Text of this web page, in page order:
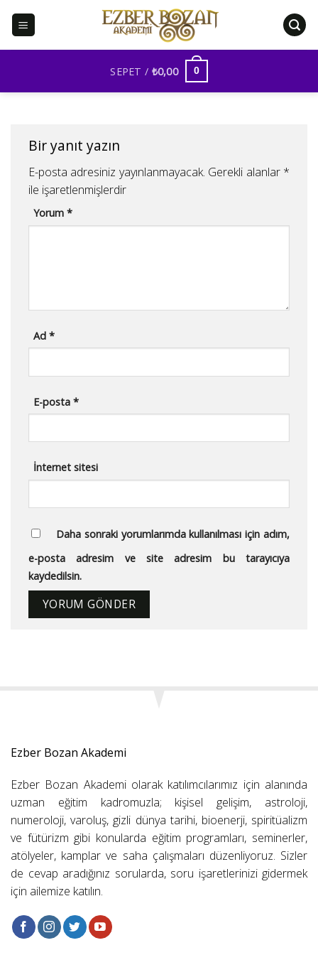
SEPET / ₺0,00 0
Bir yanıt yazın
E-posta adresiniz yayınlanmayacak. Gerekli alanlar *
ile işaretlenmişlerdir
Yorum*
Ad*
E-posta*
İnternet sitesi
Daha sonraki yorumlarımda kullanılması için adım,
e-posta adresim ve site adresim bu tarayıcıya
kaydedilsin.
Ezber Bozan Akademi
Ezber Bozan Akademi olarak katılımcılarımız için alanında
uzman eğitim kadromuzla; kişisel gelişim, astroloji,
numeroloji, varoluş, gizli dünya tarihi, bioenerji, spiritüalizm
ve fütürizm gibi konularda eğitim programları, seminerler,
atölyeler, kamplar ve saha çalışmaları düzenliyoruz. Sizler
de cevap aradığınız sorularda, soru işaretlerinizi gidermek
için ailemize katılın.